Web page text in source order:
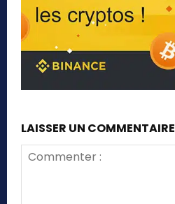
LAISSER UN COMMENTAIRE